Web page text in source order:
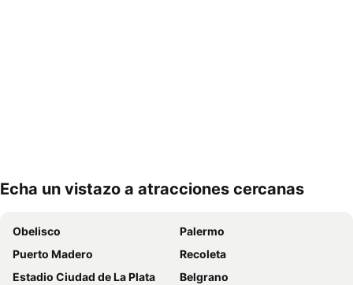
Echa un vistazo a atracciones cercanas
Obelisco
Palermo
Puerto Madero
Recoleta
Estadio Ciudad de La Plata
Belgrano